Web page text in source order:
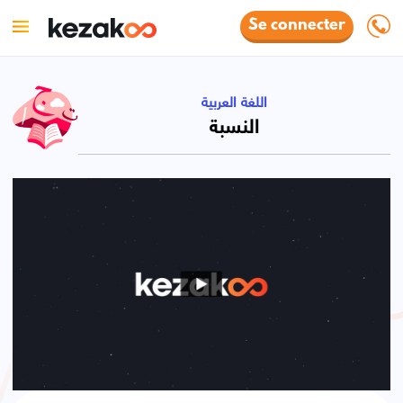
Se connecter
اللغة العربية
النسبة